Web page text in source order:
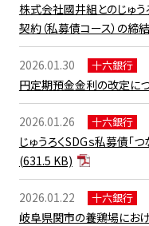
株式会社國井組とのじゅう
契約（私募債コース）の締
2026.01.30 十六銀行
円定期預金金利の改定に
2026.01.26 十六銀行
じゅうろくSDGｓ私募債「
(631.5 KB)
2026.01.22 十六銀行
岐阜県関市の養鶏場にお